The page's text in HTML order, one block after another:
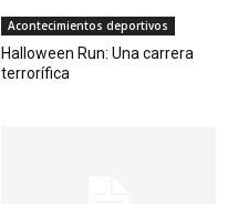
Acontecimientos deportivos
Halloween Run: Una carrera
terrorífica